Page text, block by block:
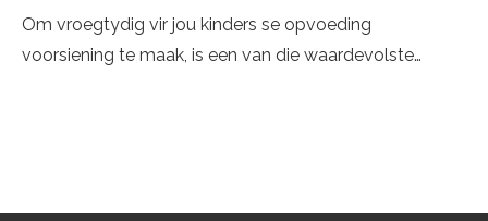
Om vroegtydig vir jou kinders se opvoeding
voorsiening te maak, is een van die waardevolste…